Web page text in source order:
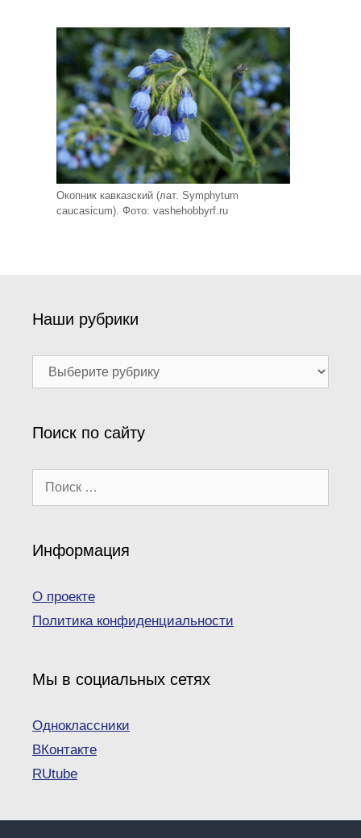
Окопник кавказский (лат. Symphytum
caucasicum). Фото: vashehobbyrf.ru
Наши рубрики
Наши
рубрики
Поиск по сайту
Информация
О проекте
Политика конфиденциальности
Мы в социальных сетях
Одноклассники
ВКонтакте
RUtube